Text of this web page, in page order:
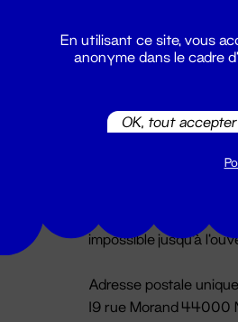
Billetterie
billetterie@leGrandT.fr
impossible jusqu'à
Adresse postale
19 rue Morand 44000
En utilisant ce site, vous
anonyme dans le cadre
OK, tout accepter